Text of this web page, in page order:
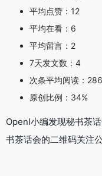
平均点赞：12
平均在看：6
平均留言：2
7天发文数：4
次条平均阅读：286
原创比例：34%
OpenI小编发现秘书茶
书茶话会的二维码关注